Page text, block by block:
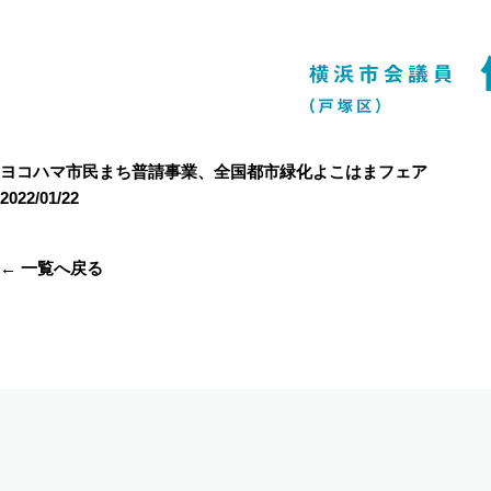
ヨコハマ市民まち普請事業、全国都市緑化よこはまフェア
2022/01/22
← 一覧へ戻る